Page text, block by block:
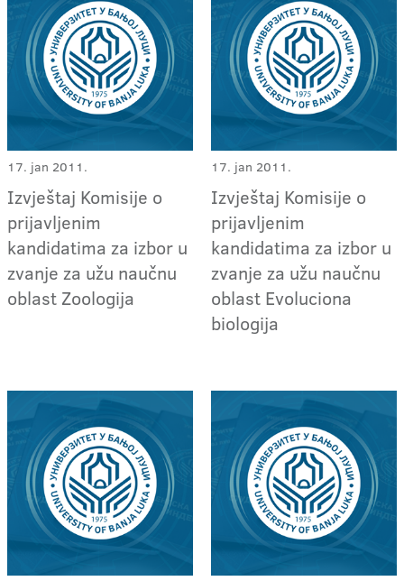
17. jan 2011.
Izvještaj Komisije o
prijavljenim
kandidatima za izbor u
zvanje za užu naučnu
oblast Zoologija
17. jan 2011.
Izvještaj Komisije o
prijavljenim
kandidatima za izbor u
zvanje za užu naučnu
oblast Evoluciona
biologija